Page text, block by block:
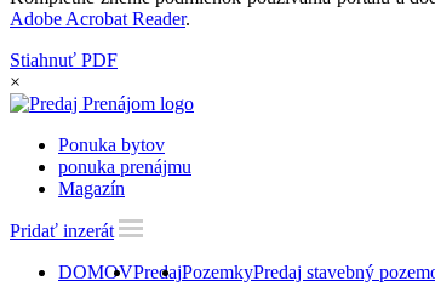
Adobe Acrobat Reader.
Stiahnuť PDF
×
Ponuka bytov
ponuka prenájmu
Magazín
Pridať inzerát
DOMOVPredajPozemkyPredaj stavebný